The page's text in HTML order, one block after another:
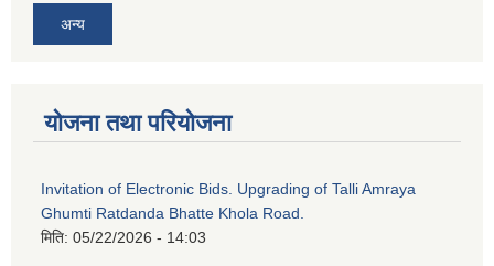
अन्य
योजना तथा परियोजना
Invitation of Electronic Bids. Upgrading of Talli Amraya
Ghumti Ratdanda Bhatte Khola Road.
मिति: 05/22/2026 - 14:03